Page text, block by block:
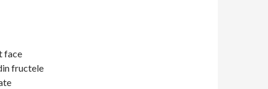
face
fructele